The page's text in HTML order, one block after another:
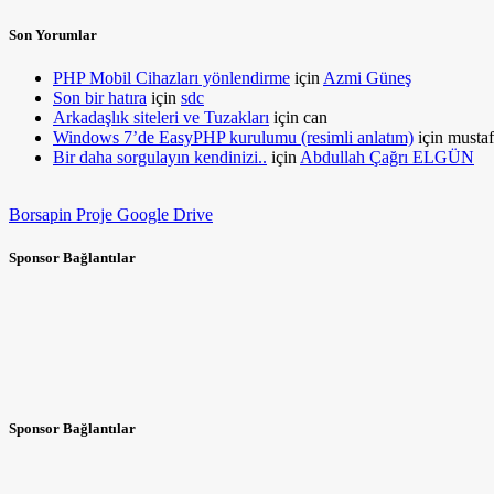
Son Yorumlar
PHP Mobil Cihazları yönlendirme için Azmi Güneş
Son bir hatıra için sdc
Arkadaşlık siteleri ve Tuzakları için can
Windows 7’de EasyPHP kurulumu (resimli anlatım) için
Bir daha sorgulayın kendinizi.. için Abdullah Çağrı ELGÜN
Borsapin Proje Google Drive
Sponsor Bağlantılar
Sponsor Bağlantılar